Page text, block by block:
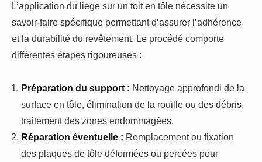
L’application du liège sur un toit en tôle nécessite un
savoir-faire spécifique permettant d’assurer l’adhérence
et la durabilité du revêtement. Le procédé comporte
différentes étapes rigoureuses :
Préparation du support : Nettoyage approfondi de la
surface en tôle, élimination de la rouille ou des débris,
traitement des zones endommagées.
Réparation éventuelle : Remplacement ou fixation
des plaques de tôle déformées ou percées pour